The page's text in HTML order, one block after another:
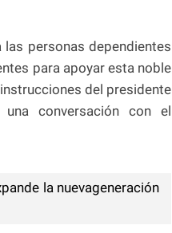
personas dependientes
para apoyar esta noble
del presidente
una conversación con el
la nuevageneración